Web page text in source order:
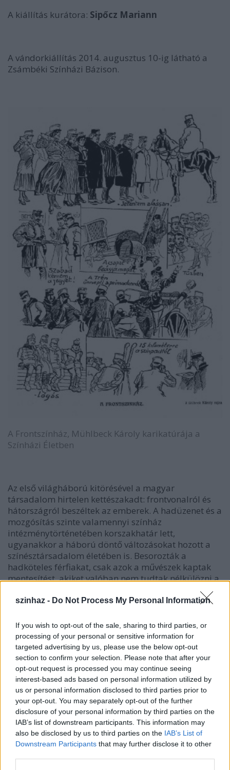
szinhaz - Do Not Process My Personal Information
If you wish to opt-out of the sale, sharing to third parties, or
processing of your personal or sensitive information for
targeted advertising by us, please use the below opt-out
section to confirm your selection. Please note that after your
opt-out request is processed you may continue seeing
interest-based ads based on personal information utilized by
us or personal information disclosed to third parties prior to
your opt-out. You may separately opt-out of the further
disclosure of your personal information by third parties on the
IAB’s list of downstream participants. This information may
also be disclosed by us to third parties on the IAB’s List of
Downstream Participants that may further disclose it to other
A kiállítás kurátora: Sipőcz Mariann
A vándorkiállítás 2014. augusztus 10-ig látható a
Zsámbéki Színházi Bázison.
A Frontszínház, Mühlbeck Károly karikatúrája a
Színházi Életben
Az első világháború kitörésével a magyar
társadalom hirtelen kettészakadt: frontvonalról és
hátországról beszéltek az emberek. A hadüzenet és a
mozgósítás szinte valamennyi színház
intézménytörténetében korszakhatár lett,
ugyanakkor a háború döntő változásokat hozott a
színésztársadalom életében is. Besorozták a
hadköteles férfiakat, csak azok a művészek kaptak
mentesítést, akiket valóban nem tudtak nélkülözni a
szellemében a Nemzeti Színházat a háború végéig ki
állóháború kialakulása különös színházi forma
megjelenéséhez vezetett. A német hadvezetés
példáját követve az Armee Oberkommando 1917
márciusában kezdeményezte, hogy magyar
színtársulatot szervezzenek a fronton harcoló
katonák szórakoztatására.
Az előkészület munkáibaRoboz Elekvezetésével
bekapcsolódott az Országos Színészegyesület. A
szervezéssel Komjáthy Jánosszínigazgatót bízták
meg. A társulat fizetését a kultuszminisztérium